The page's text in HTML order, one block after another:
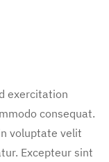
exercitation
consequat.
voluptate velit
Excepteur sint